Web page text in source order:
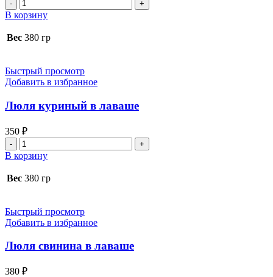
товара
Люля
говядина
В корзину
Вес 380 гр
Быстрый просмотр
Добавить в избранное
Люля куриный в лаваше
350 ₽
Количество
товара
Люля
куриный
В корзину
Вес 380 гр
Быстрый просмотр
Добавить в избранное
Люля свинина в лаваше
380 ₽